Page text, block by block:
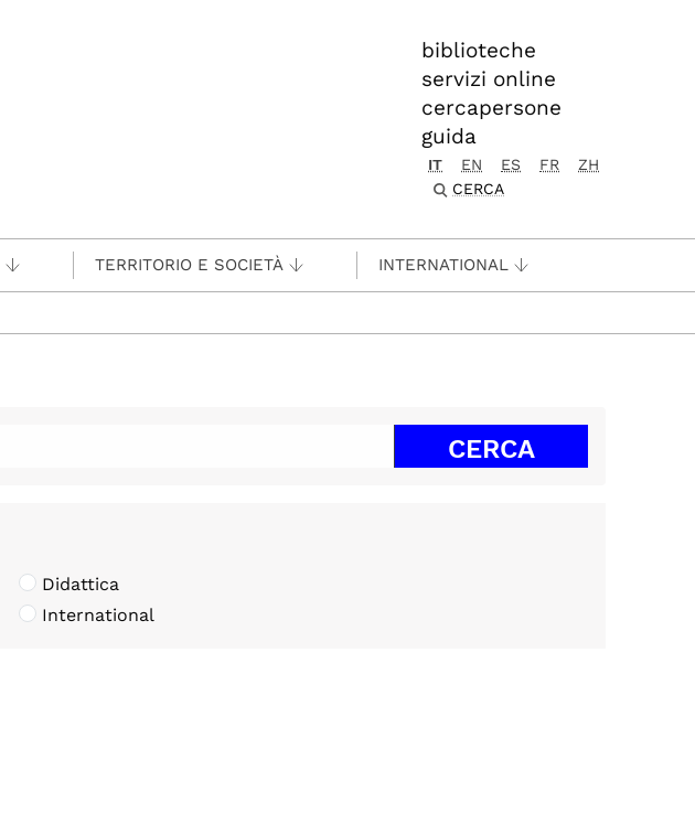
biblioteche
servizi online
cercapersone
guida
IT EN ES FR
ZH
CERCA
TERRITORIO E SOCIETÀ INTERNATIONAL
Didattica
International